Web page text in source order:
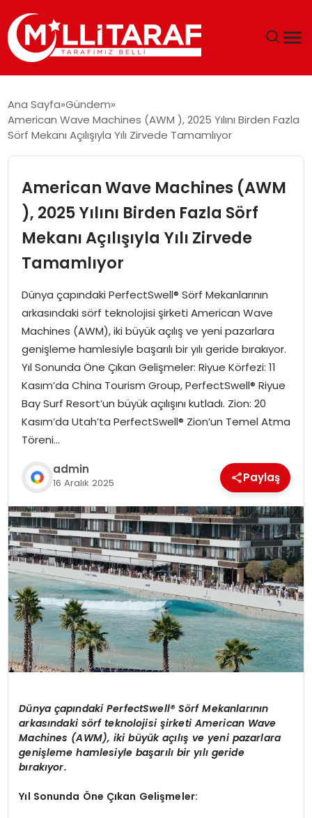
ÖZEL SAYFALAR
EKONOMI
SPOR
MAGAZIN
Ana Sayfa Gündem
American Wave Machines (AWM ), 2025 Yılını Birden Fazla
Sörf Mekanı Açılışıyla Yılı Zirvede Tamamlıyor
American Wave Machines (AWM
), 2025 Yılını Birden Fazla Sörf
Mekanı Açılışıyla Yılı Zirvede
Tamamlıyor
Dünya çapındaki PerfectSwell® Sörf Mekanlarının
arkasındaki sörf teknolojisi şirketi American Wave
Machines (AWM), iki büyük açılış ve yeni pazarlara
genişleme hamlesiyle başarılı bir yılı geride bırakıyor.
Yıl Sonunda Öne Çıkan Gelişmeler: Riyue Körfezi: 11
Kasım’da China Tourism Group, PerfectSwell® Riyue
Bay Surf Resort’un büyük açılışını kutladı. Zion: 20
Kasım’da Utah’ta PerfectSwell® Zion’un Temel Atma
Töreni…
admin
16 Aralık 2025 Paylaş
Dünya çapındaki PerfectSwell® Sörf Mekanlarının
arkasındaki sörf teknolojisi şirketi American Wave
Machines (AWM), iki büyük açılış ve yeni pazarlara
genişleme hamlesiyle başarılı bir yılı geride
bırakıyor.
Yıl Sonunda Öne Çıkan Gelişmeler: